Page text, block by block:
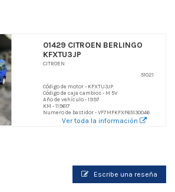
01429 CITROEN BERLINGO
KFXTU3JP
CITROEN
51021
Código de motor - KFXTU3JP
Código de caja cambios - M 5V
Año de vehículo - 1997
KM - 119617
Numero de bastidor - VF7MFKFXF65130046
Ver toda la información
Escribe una reseña